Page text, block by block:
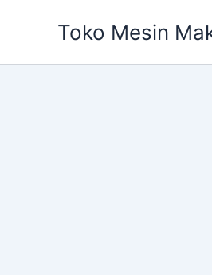
Toko Mesin